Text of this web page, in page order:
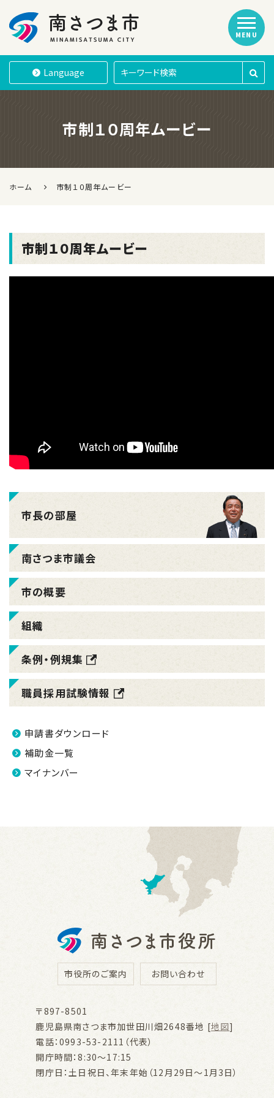
南さつま市
Language
MENU
市制１０周年ムービー
ホーム 市制１０周年ムービー
市制１０周年ムービー
市長の部屋
南さつま市議会
市の概要
組織
条例・例規集
職員採用試験情報
申請書ダウンロード
補助金一覧
マイナンバー
市役所のご案内 お問い合わせ
〒897-8501
鹿児島県南さつま市加世田川畑2648番地 [地図]
電話：0993-53-2111（代表）
開庁時間：8:30～17:15
閉庁日：土日祝日、年末年始（12月29日～1月3日）